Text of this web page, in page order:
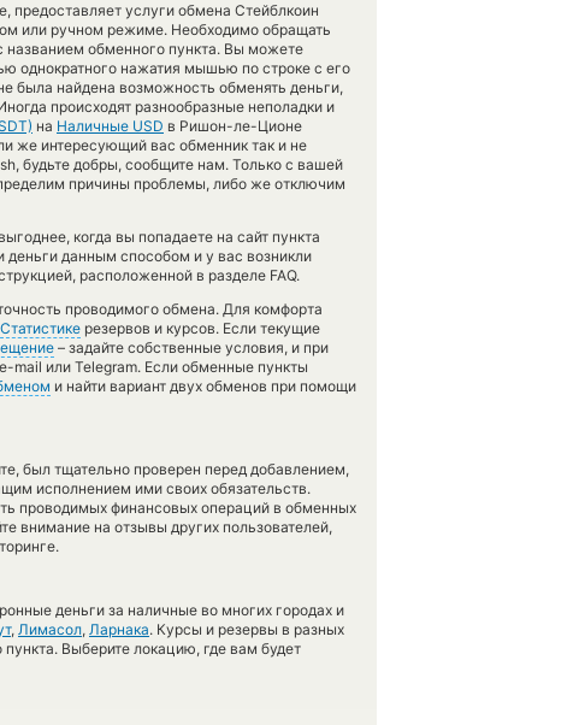
предоставляет услуги обмена Стейблкоин
или ручном режиме. Необходимо обращать
названием обменного пункта. Вы можете
однократного нажатия мышью по строке с его
была найдена возможность обменять деньги,
происходят разнообразные неполадки и
на Наличные USD в Ришон-ле-Ционе
же интересующий вас обменник так и не
будьте добры, сообщите нам. Только с вашей
причины проблемы, либо же отключим
когда вы попадаете на сайт пункта
данным способом и у вас возникли
расположенной в разделе FAQ.
проводимого обмена. Для комфорта
Статистике резервов и курсов. Если текущие
– задайте собственные условия, и при
mail или Telegram. Если обменные пункты
и найти вариант двух обменов при помощи
был тщательно проверен перед добавлением,
исполнением ими своих обязательств.
проводимых финансовых операций в обменных
внимание на отзывы других пользователей,
деньги за наличные во многих городах и
, Лимасол, Ларнака. Курсы и резервы в разных
Выберите локацию, где вам будет